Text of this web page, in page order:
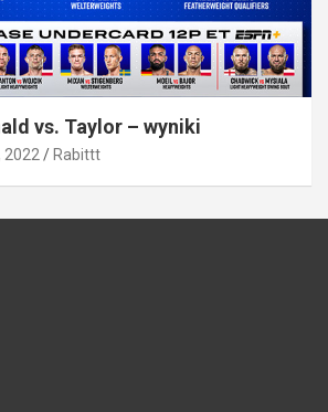
vs. Taylor – wyniki
2022 Rabittt